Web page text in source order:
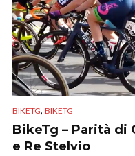
BIKETG, BIKETG
BikeTg – Parità di
e Re Stelvio